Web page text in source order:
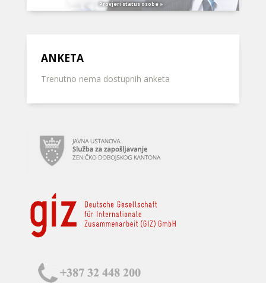
Provjeri status osobe »
ANKETA
Trenutno nema dostupnih anketa